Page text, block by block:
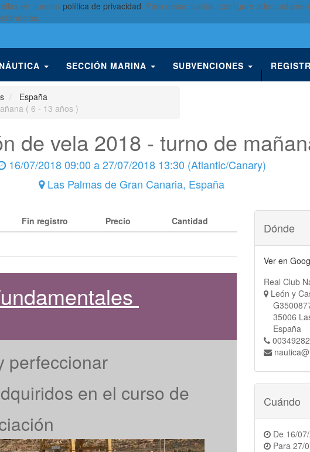
en nuestra política de privacidad. Para desactivarlas, configure
SECCIÓN MARINA SUBVENCIONES
España
( 6 - 13 años )
de vela 2018 - turno de
16/07/2018 09:00 a27/07/2018 13:30 (Atlantic/Canary)
Las Palmas de Gran Canaria, España
Fin registro Precio Cantidad
perfeccionar
en el curso de
Dónde
Ver en
Real Club
León y
35006
España
Cuándo
De 16/
Para 27/